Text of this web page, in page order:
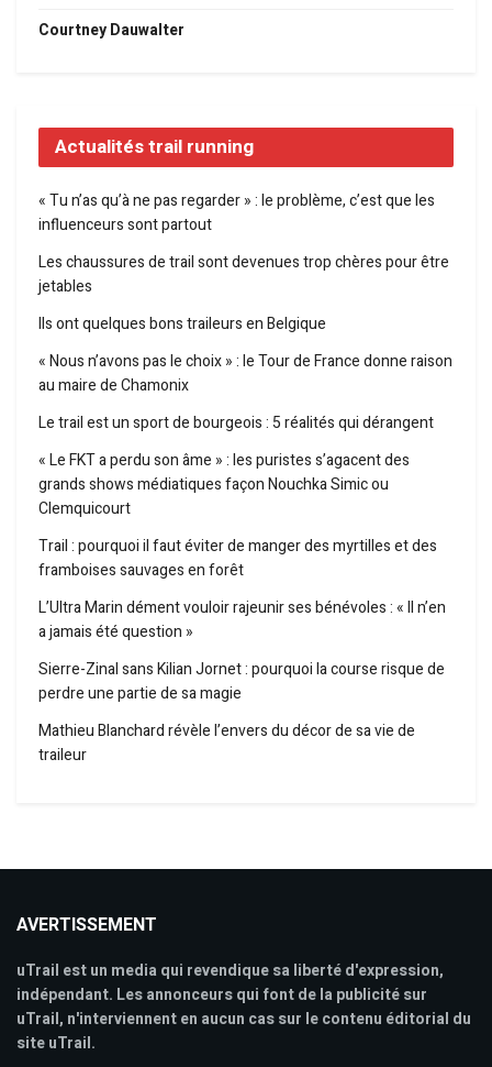
Courtney Dauwalter
Actualités trail running
« Tu n’as qu’à ne pas regarder » : le problème, c’est que les
influenceurs sont partout
Les chaussures de trail sont devenues trop chères pour être
jetables
Ils ont quelques bons traileurs en Belgique
« Nous n’avons pas le choix » : le Tour de France donne raison
au maire de Chamonix
Le trail est un sport de bourgeois : 5 réalités qui dérangent
« Le FKT a perdu son âme » : les puristes s’agacent des
grands shows médiatiques façon Nouchka Simic ou
Clemquicourt
Trail : pourquoi il faut éviter de manger des myrtilles et des
framboises sauvages en forêt
L’Ultra Marin dément vouloir rajeunir ses bénévoles : « Il n’en
a jamais été question »
Sierre-Zinal sans Kilian Jornet : pourquoi la course risque de
perdre une partie de sa magie
Mathieu Blanchard révèle l’envers du décor de sa vie de
traileur
AVERTISSEMENT
uTrail est un media qui revendique sa liberté d'expression,
indépendant. Les annonceurs qui font de la publicité sur
uTrail, n'interviennent en aucun cas sur le contenu éditorial du
site uTrail.